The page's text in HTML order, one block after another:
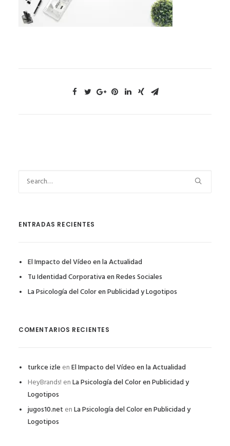
ENTRADAS RECIENTES
El Impacto del Vídeo en la Actualidad
Tu Identidad Corporativa en Redes Sociales
La Psicología del Color en Publicidad y Logotipos
COMENTARIOS RECIENTES
turkce izle enEl Impacto del Vídeo en la Actualidad
HeyBrands! enLa Psicología del Color en Publicidad y
Logotipos
jugos10.net enLa Psicología del Color en Publicidad y
Logotipos